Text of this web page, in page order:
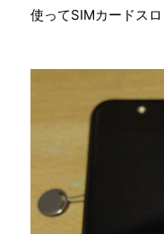
使ってSIMカードスロ